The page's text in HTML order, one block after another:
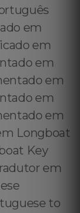
em
em
em
em
em
em
Longboat
Key
em
to